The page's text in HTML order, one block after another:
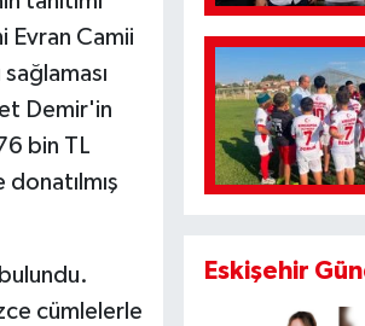
Evran Camii
Demir'in
bin TL
cümlelerle
Eskişehir